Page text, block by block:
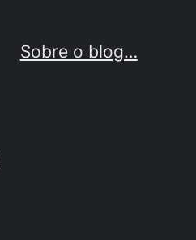
Sobre o blog…